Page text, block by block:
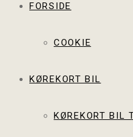
FORSIDE
COOKIE
KØREKORT BIL
KØREKORT BIL